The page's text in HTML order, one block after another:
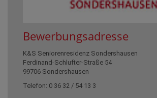
Bewerbungsadresse
K&S Seniorenresidenz Sondershausen
Ferdinand-Schlufter-Straße 54
99706 Sondershausen
Telefon: 0 36 32 / 54 13 3